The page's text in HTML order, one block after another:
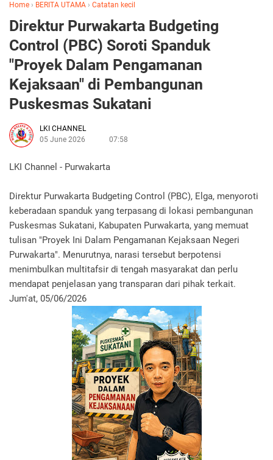
Home › BERITA UTAMA › Catatan kecil
Direktur Purwakarta Budgeting
Control (PBC) Soroti Spanduk
"Proyek Dalam Pengamanan
Kejaksaan" di Pembangunan
Puskesmas Sukatani
LKI CHANNEL
05 June 2026
07:58
LKI Channel - Purwakarta
Direktur Purwakarta Budgeting Control (PBC), Elga, menyoroti
keberadaan spanduk yang terpasang di lokasi pembangunan
Puskesmas Sukatani, Kabupaten Purwakarta, yang memuat
tulisan "Proyek Ini Dalam Pengamanan Kejaksaan Negeri
Purwakarta". Menurutnya, narasi tersebut berpotensi
menimbulkan multitafsir di tengah masyarakat dan perlu
mendapat penjelasan yang transparan dari pihak terkait.
Jum'at, 05/06/2026